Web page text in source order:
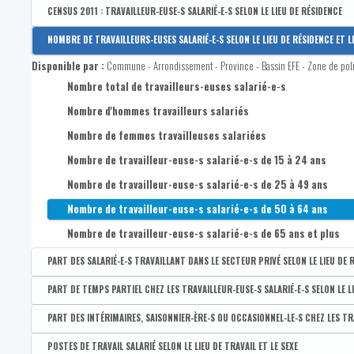
Taux de chômage administratif des 15-19 ans
Taux de chômage BIT des femmes de 15-64 ans
Nombre de femmes chômeuses complètes indemnisées
Nombre de chômeur-euse-s complet-ète-s indemnisé-e-s
Nombre de chômeur-euse-s complet-ète-s indemnisé-e-s
Taux d'emploi BIT des 20-64 ans
Taux d'emploi BIT des hommes 20-64 ans
Taux d'emploi BIT des femmes de 20-64 ans
Disponible par : Commune - Arrondissement - Province - Bassin EFE - Zone de
Ratio d'emploi intérieur
CENSUS 2011 : TRAVAILLEUR-EUSE-S SALARIÉ-E-S SELON LE LIEU DE RÉSIDENCE
Disponible par :Commune - Arrondissement - Province - Bassin EFE - Zone de
CENSUS 2011 : Nombre de travailleurs salariés
CENSUS 2011 : Nombre de travailleurs salariés : hommes
CENSUS 2011 : Nombre de travailleurs salariés : femmes
NOMBRE DE TRAVAILLEURS-EUSES SALARIÉ-E-S SELON LE LIEU DE RÉSIDENCE ET
Disponible par : Commune - Arrondissement - Province - Bassin EFE - Zone de
Nombre total de travailleurs-euses salarié-e-s
Nombre d'hommes travailleurs salariés
Nombre de femmes travailleuses salariées
Nombre de travailleur-euse-s salarié-e-s de 15 à 24 ans
Nombre de travailleur-euse-s salarié-e-s de 25 à 49 ans
Nombre de travailleur-euse-s salarié-e-s de 50 à 64 ans
Nombre de travailleur-euse-s salarié-e-s de 65 ans et plus
PART DES SALARIÉ-E-S TRAVAILLANT DANS LE SECTEUR PRIVÉ SELON LE LIEU DE
Disponible par :Commune - Arrondissement - Province - Bassin EFE - Zone de
Part des travailleur-euse-s salarié-e-s travaillant dans le
Part des travailleur-euse-s salarié-e-s travaillant dans le
PART DE TEMPS PARTIEL CHEZ LES TRAVAILLEUR-EUSE-S SALARIÉ-E-S SELON LE
Disponible par :Commune - Arrondissement - Province - Bassin EFE - Zone de
Part de temps partiel chez les travailleur-euse-s salarié-e-s
PART DES INTÉRIMAIRES, SAISONNIER-ÈRE-S OU OCCASIONNEL-LE-S CHEZ LES
Disponible par :Commune - Arrondissement - Province - Bassin EFE - Zone de
POSTES DE TRAVAIL SALARIÉ SELON LE LIEU DE TRAVAIL ET LE SEXE